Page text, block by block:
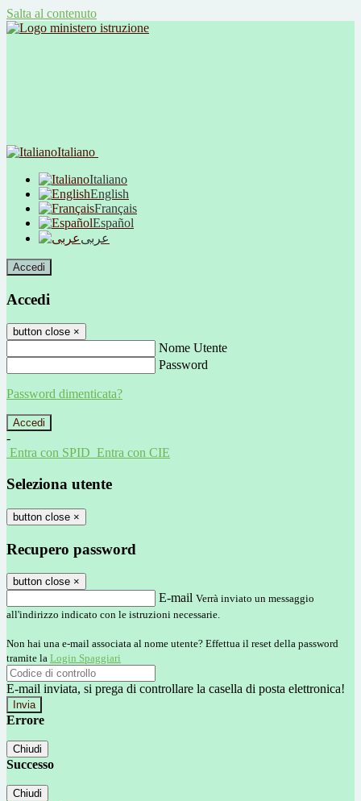
Salta al contenuto
Italiano
Italiano
English
Français
Español
عربى
Accedi
Accedi
button close ×
Nome Utente
Password
Password dimenticata?
-
Entra con SPID Entra con CIE
Seleziona utente
button close ×
Recupero password
button close ×
E-mail Verrà inviato un messaggio
all'indirizzo indicato con le istruzioni necessarie.
Non hai una e-mail associata al nome utente? Effettua il reset della password
tramite la Login Spaggiari
E-mail inviata, si prega di controllare la casella di posta elettronica!
Errore
Chiudi
Successo
Chiudi